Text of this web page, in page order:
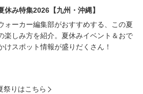
休み特集2026【九州・沖縄】
ォーカー編集部がおすすめする、この夏
楽しみ方を紹介。夏休みイベント＆おで
けスポット情報が盛りだくさん！
祭りはこちら